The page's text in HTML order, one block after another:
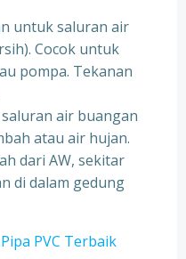
untuk saluran air
Cocok untuk
pompa. Tekanan
air buangan
atau air hujan.
dari AW, sekitar
di dalam gedung
PVC Terbaik